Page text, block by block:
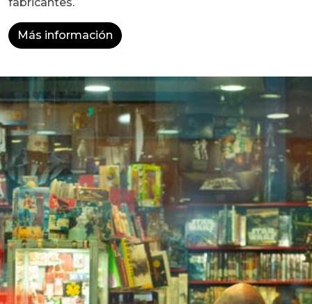
Más información